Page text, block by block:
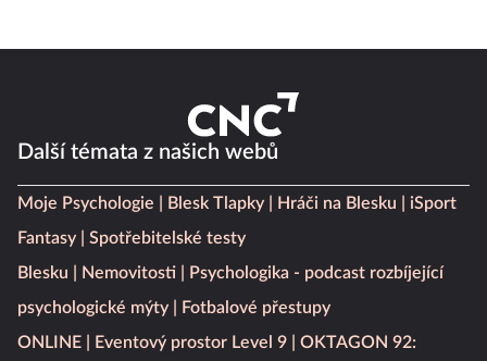
Další témata z našich webů
Moje Psychologie Blesk Tlapky Hráči na Blesku
iSport
Fantasy
Spotřebitelské testy
Blesku
Nemovitosti
Psychologika - podcast rozbíjející
psychologické mýty
Fotbalové přestupy
ONLINE
Eventový prostor Level 9
OKTAGON 92: